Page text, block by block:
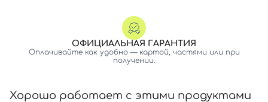
ОФИЦИАЛЬНАЯ ГАРАНТИЯ
Оплачивайте как удобно — картой, частями или при
получении.
Хорошо работает с этими продуктами